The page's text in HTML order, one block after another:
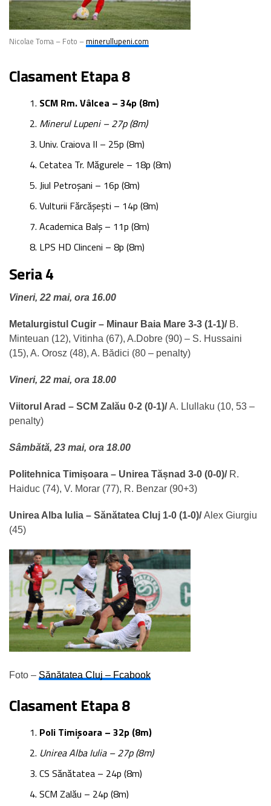
Nicolae Toma – Foto – minerullupeni.com
Clasament Etapa 8
SCM Rm. Vâlcea – 34p (8m)
Minerul Lupeni – 27p (8m)
Univ. Craiova II – 25p (8m)
Cetatea Tr. Măgurele – 18p (8m)
Jiul Petroșani – 16p (8m)
Vulturii Fărcășești – 14p (8m)
Academica Balș – 11p (8m)
LPS HD Clinceni – 8p (8m)
Seria 4
Vineri, 22 mai, ora 16.00
Metalurgistul Cugir – Minaur Baia Mare 3-3 (1-1)/ B.
Minteuan (12), Vitinha (67), A.Dobre (90) – S. Hussaini
(15), A. Orosz (48), A. Bădici (80 – penalty)
Vineri, 22 mai, ora 18.00
Viitorul Arad – SCM Zalău 0-2 (0-1)/A. Llullaku (10, 53 –
penalty)
Sâmbătă, 23 mai, ora 18.00
Politehnica Timișoara – Unirea Tășnad 3-0 (0-0)/ R.
Haiduc (74), V. Morar (77), R. Benzar (90+3)
Unirea Alba Iulia – Sănătatea Cluj 1-0 (1-0)/Alex Giurgiu
(45)
Foto – Sănătatea Cluj – Fcabook
Clasament Etapa 8
Poli Timișoara – 32p (8m)
Unirea Alba Iulia – 27p (8m)
CS Sănătatea – 24p (8m)
SCM Zalău – 24p (8m)